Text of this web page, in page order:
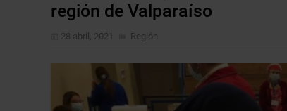
región de Valparaíso
28 abril, 2021 Región